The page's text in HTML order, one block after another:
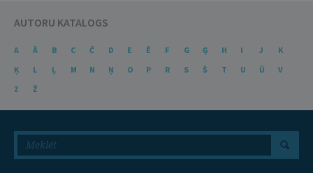
AUTORU KATALOGS
A Ā B C Č D E Ē F G Ģ H I J
K
Ķ
L Ļ M N Ņ O P R S Š T U Ū
V
Z
Ž